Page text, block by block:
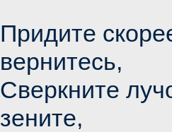
Придите
вернитесь,
Сверкните
зените,